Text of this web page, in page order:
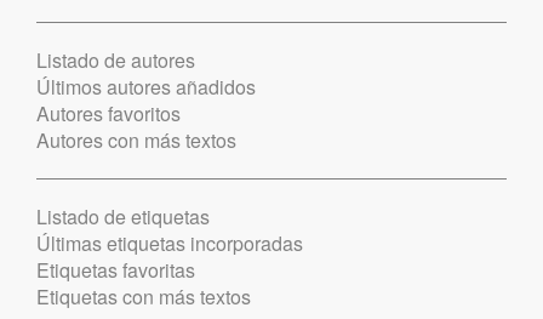
Listado de autores
Últimos autores añadidos
Autores favoritos
Autores con más textos
Listado de etiquetas
Últimas etiquetas incorporadas
Etiquetas favoritas
Etiquetas con más textos